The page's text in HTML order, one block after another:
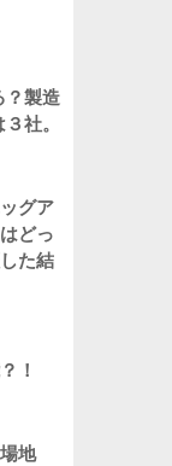
？製造
社。
グア
どっ
た結
！
地